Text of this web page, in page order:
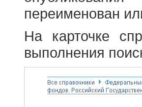
переименован
На карточке
выполнения